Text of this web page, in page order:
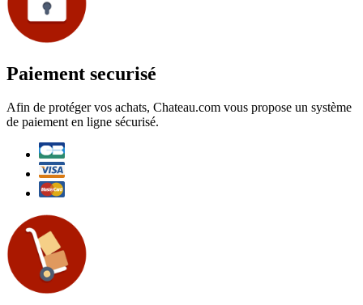
Paiement securisé
Afin de protéger vos achats, Chateau.com vous propose un système
de paiement en ligne sécurisé.